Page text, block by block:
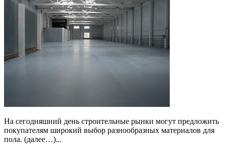
На сегодняшний день строительные рынки могут предложить
покупателям широкий выбор разнообразных материалов для
пола. (далее…)...